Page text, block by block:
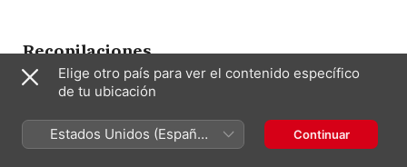
Recopilaciones
Elige otro país para ver el contenido específico
de tu ubicación
Estados Unidos (Español
México)
Continuar